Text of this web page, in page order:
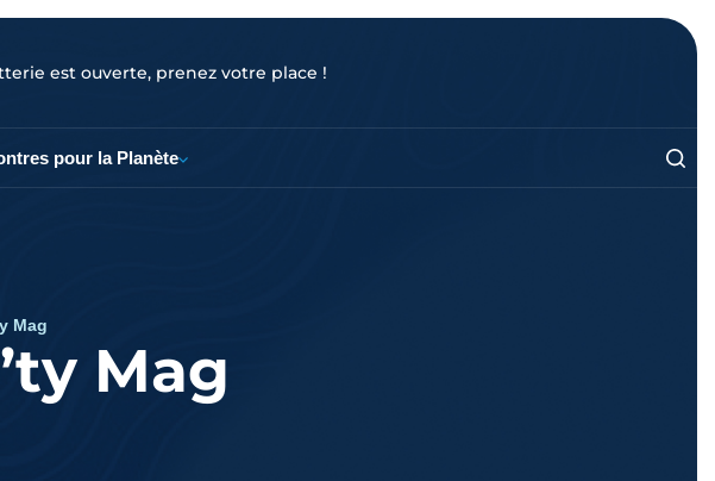
est ouverte, prenez votre place !
pour la Planète
Mag
Mag